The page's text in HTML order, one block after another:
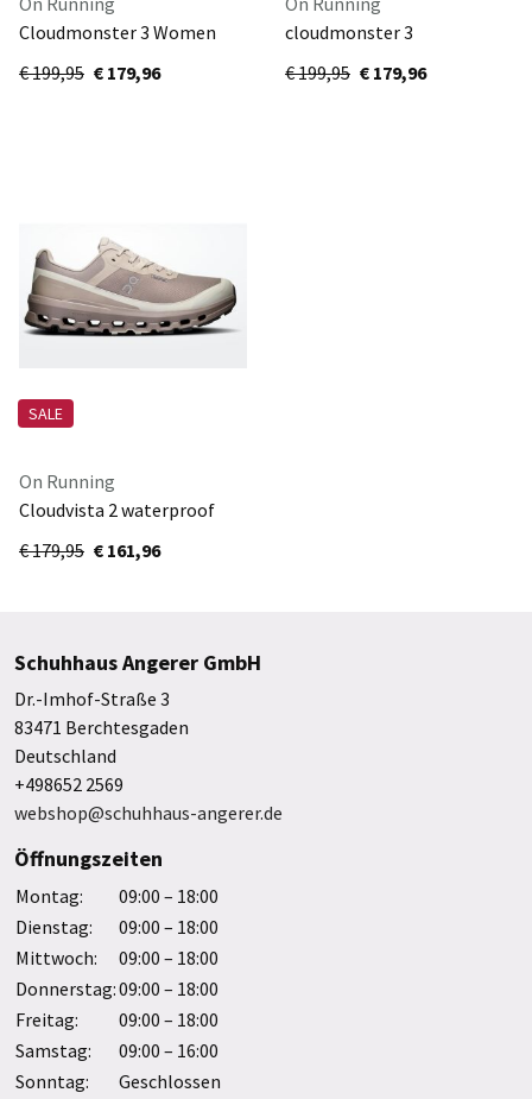
Cloudmonster 3 Women
€ 199,95 € 179,96
cloudmonster 3
€ 199,95 € 179,96
SALE
On Running
Cloudvista 2 waterproof
€ 179,95 € 161,96
Schuhhaus Angerer GmbH
Dr.-Imhof-Straße 3
83471 Berchtesgaden
Deutschland
+498652 2569
webshop@schuhhaus-angerer.de
Öffnungszeiten
Montag:
09:00 – 18:00
Dienstag:
09:00 – 18:00
Mittwoch:
09:00 – 18:00
Donnerstag:09:00 – 18:00
Freitag:
09:00 – 18:00
Samstag:
09:00 – 16:00
Sonntag:
Geschlossen